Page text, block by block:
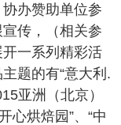
协办赞助单位参
传，（相关参
一系列精彩活
题的有“意大利.
亚洲（北京）
心烘焙园”、“中